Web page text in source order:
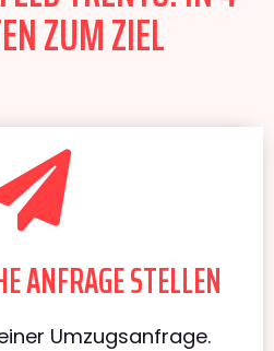
ZUM ZIEL
ANFRAGE STELLEN
Umzugsanfrage.